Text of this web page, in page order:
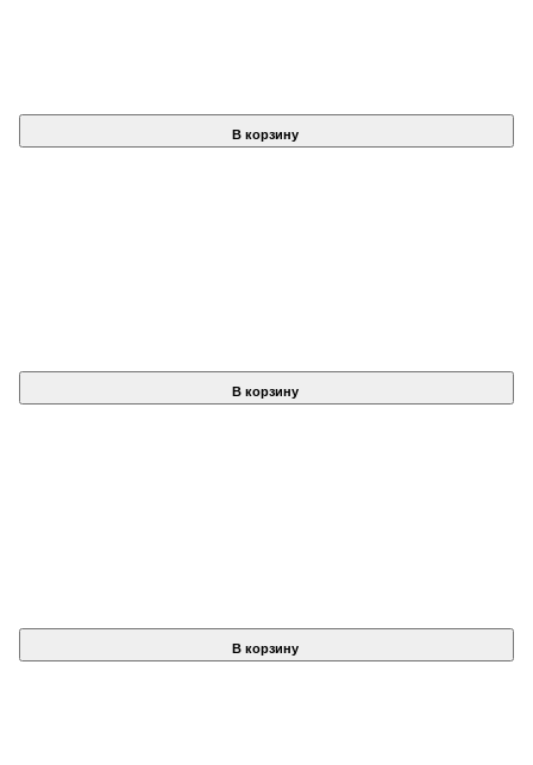
В корзину
В корзину
В корзину